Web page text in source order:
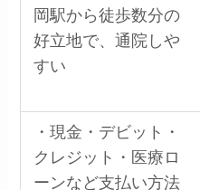
岡駅から徒歩数分の
好立地で、通院しや
すい
・現金・デビット・
クレジット・医療ロ
ーンなど支払い方法